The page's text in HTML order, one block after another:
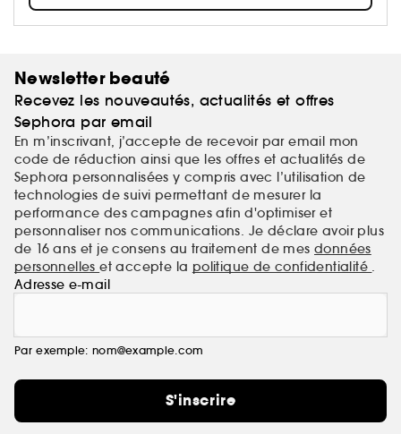
Newsletter beauté
Recevez les nouveautés, actualités et offres
Sephora par email
En m’inscrivant, j’accepte de recevoir par email mon
code de réduction ainsi que les offres et actualités de
Sephora personnalisées y compris avec l’utilisation de
technologies de suivi permettant de mesurer la
performance des campagnes afin d'optimiser et
personnaliser nos communications. Je déclare avoir plus
de 16 ans et je consens au traitement de mes données
personnelleset accepte la politique de confidentialité .
Adresse e-mail
Par exemple: nom@example.com
S'inscrire